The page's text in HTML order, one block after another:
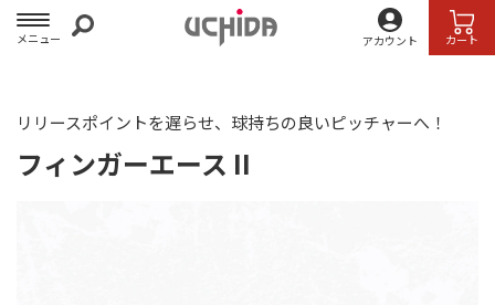
メニュー アカウント カート
リリースポイントを遅らせ、球持ちの良いピッチャーへ！
フィンガーエース II